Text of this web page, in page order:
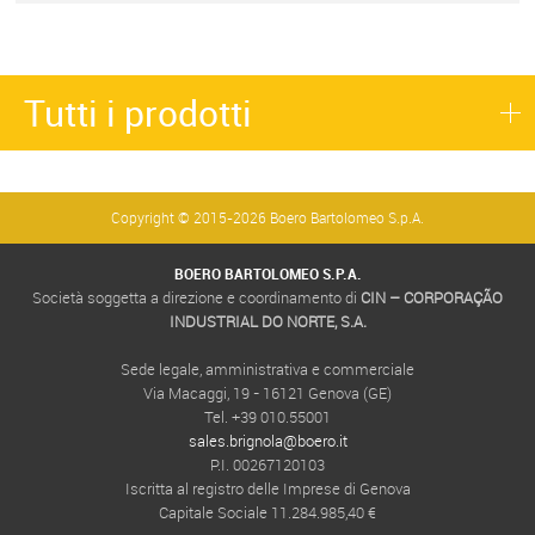
Tutti i prodotti
Copyright © 2015-2026 Boero Bartolomeo S.p.A.
BOERO BARTOLOMEO S.P.A.
Società soggetta a direzione e coordinamento di CIN – CORPORAÇÃO
INDUSTRIAL DO NORTE, S.A.
Sede legale, amministrativa e commerciale
Via Macaggi, 19 - 16121 Genova (GE)
Tel. +39 010.55001
sales.brignola@boero.it
P.I. 00267120103
Iscritta al registro delle Imprese di Genova
Capitale Sociale 11.284.985,40 €